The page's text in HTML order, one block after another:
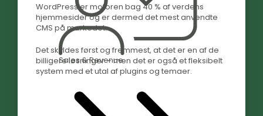
Sales & Revenue
WordPress er motoren bag 40 % af verdens
hjemmesider og er dermed det mest anvendte
CMS på markedet.
Det skyldes først og fremmest, at det er en af de
billigere løsninger – men det er også et fleksibelt
system med et utal af plugins og temaer.